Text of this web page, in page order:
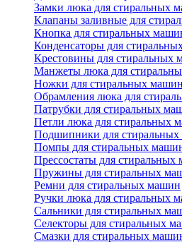
Замки люка для стиральных
Клапаны заливные для
Кнопка для стиральных
Конденсаторы для
Крестовины для стиральных
Манжеты люка для
Ножки для стиральных машин
Обрамления люка для
Патрубки для стиральных
Петли люка для стиральных
Подшипники для
Помпы для стиральных
Прессостаты для стиральных
Пружины для стиральных
Ремни для стиральных машин
Ручки люка для стиральных
Сальники для стиральных
Селекторы для стиральных
Смазки для стиральных